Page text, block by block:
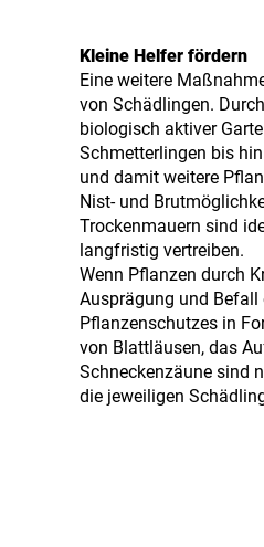
Kleine Helfer fördern
Eine weitere
von Schädlingen.
biologisch aktiver
Schmetterlingen bis
und damit weitere
Nist- und
Trockenmauern sind
langfristig vertreiben.
Wenn Pflanzen durch
Ausprägung und Befall
Pflanzenschutzes in
von Blattläusen, das
Schneckenzäune sind
die jeweiligen